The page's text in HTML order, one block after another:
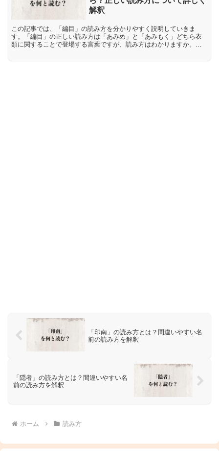
解釈
この記事では、「編目」の読み方を分かりやすく説明していきま
す。「編目」の正しい読み方は「あみめ」と「あみもく」どちら衣
類に関することで登場する言葉ですが、読み方はわかりますか。で
「印南」の読み方とは？間違いやすい名
前の読み方を解釈
「隠者」の読み方とは？間違いやすい名
前の読み方を解釈
ホーム 読み方